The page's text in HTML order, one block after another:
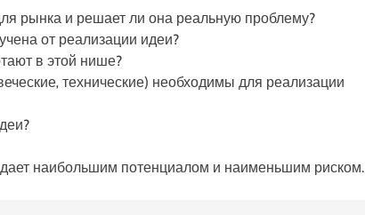
рынка и решает ли она реальную проблему?
от реализации идеи?
в этой нише?
технические) необходимы для реализации
наибольшим потенциалом и наименьшим риском.